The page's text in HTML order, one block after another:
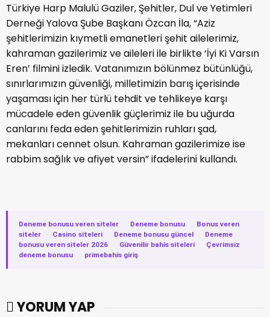
Türkiye Harp Malulü Gaziler, Şehitler, Dul ve Yetimleri
Derneği Yalova Şube Başkanı Özcan İla, “Aziz
şehitlerimizin kıymetli emanetleri şehit ailelerimiz,
kahraman gazilerimiz ve aileleri ile birlikte ‘İyi Ki Varsın
Eren’ filmini izledik. Vatanımızın bölünmez bütünlüğü,
sınırlarımızın güvenliği, milletimizin barış içerisinde
yaşaması için her türlü tehdit ve tehlikeye karşı
mücadele eden güvenlik güçlerimiz ile bu uğurda
canlarını feda eden şehitlerimizin ruhları şad,
mekanları cennet olsun. Kahraman gazilerimize ise
rabbim sağlık ve afiyet versin” ifadelerini kullandı.
Deneme bonusu veren siteler · Deneme bonusu ·
Bonus veren
siteler
· Casino siteleri · Deneme bonusu güncel ·
Deneme
bonusu veren siteler 2026
· Güvenilir bahis siteleri ·
Çevrimsiz
deneme bonusu
· primebahis giriş
YORUM YAP